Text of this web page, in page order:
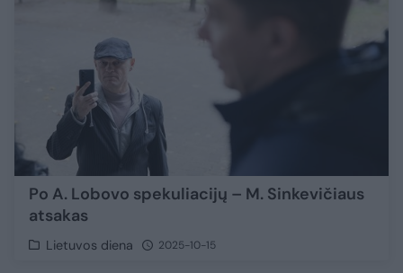
Po A. Lobovo spekuliacijų – M. Sinkevičiaus
atsakas
Lietuvos diena 2025-10-15